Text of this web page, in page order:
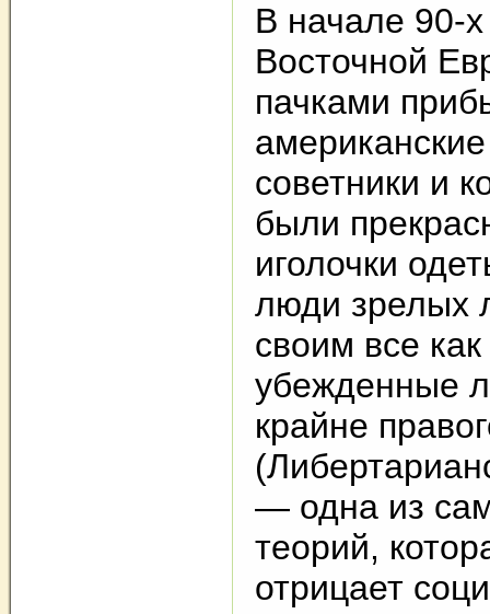
В начале 90-
Восточной
пачками
советники и
были
иголочки
люди зрелых
своим все
убежденные
крайне
— одна из
теорий,
отрицает